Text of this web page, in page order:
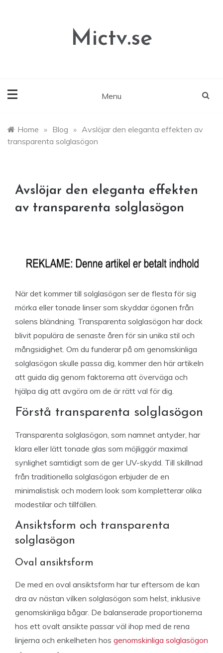
Mictv.se
Menu
Home » Blog » Avslöjar den eleganta effekten av
transparenta solglasögon
Avslöjar den eleganta effekten
av transparenta solglasögon
När det kommer till solglasögon ser de flesta för sig
mörka eller tonade linser som skyddar ögonen från
solens bländning. Transparenta solglasögon har dock
blivit populära de senaste åren för sin unika stil och
mångsidighet. Om du funderar på om genomskinliga
solglasögon skulle passa dig, kommer den här artikeln
att guida dig genom faktorerna att överväga och
hjälpa dig att avgöra om de är rätt val för dig.
Förstå transparenta solglasögon
Transparenta solglasögon, som namnet antyder, har
klara eller lätt tonade glas som möjliggör maximal
synlighet samtidigt som de ger UV-skydd. Till skillnad
från traditionella solglasögon erbjuder de en
minimalistisk och modern look som kompletterar olika
modestilar och tillfällen.
Ansiktsform och transparenta
solglasögon
Oval ansiktsform
De med en oval ansiktsform har tur eftersom de kan
dra av nästan vilken solglasögon som helst, inklusive
genomskinliga bågar. De balanserade proportionerna
hos ett ovalt ansikte passar väl ihop med de rena
linjerna och enkelheten hos genomskinliga solglasögon